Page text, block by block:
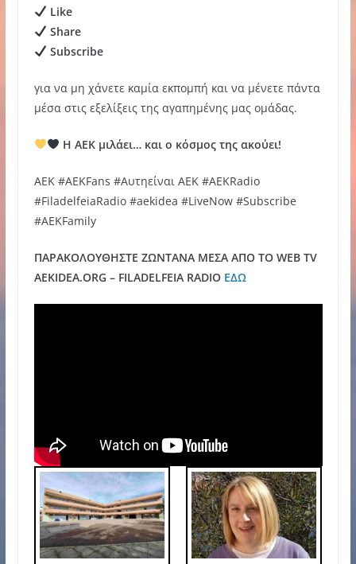
Like
Share
Subscribe
για να μη χάνετε καμία εκπομπή και να μένετε πάντα
μέσα στις εξελίξεις της αγαπημένης μας ομάδας.
Η ΑΕΚ μιλάει… και ο κόσμος της ακούει!
AEK #AEKFans #Αυτηείναι ΑΕΚ #AEKRadio
#FiladelfeiaRadio #aekidea #LiveNow #Subscribe
#AEKFamily
ΠΑΡΑΚΟΛΟΥΘΗΣΤΕ ΖΩΝΤΑΝΑ ΜΕΣΑ ΑΠΟ ΤΟ WEB TV
AEKIDEA.ORG – FILADELFEIA RADIO ΕΔΩ